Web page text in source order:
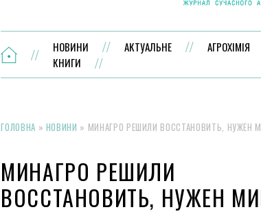
НОВИНИ АКТУАЛЬНЕ АГРОХІМІЯ
КНИГИ
ГОЛОВНА » НОВИНИ » МИНАГРО РЕШИЛИ ВОССТАНОВИТЬ, НУЖЕН
МИНАГРО РЕШИЛИ
ВОССТАНОВИТЬ, НУЖЕН